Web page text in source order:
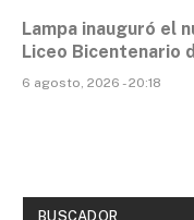
Lampa inauguró el
Liceo Bicentenario
6 agosto, 2026 - 20:18
BUSCADOR